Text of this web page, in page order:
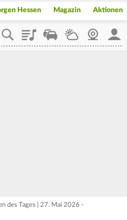
Hessen Magazin Aktionen
PlaylistStaupilotWetterWebcam
des Tages | 27. Mai 2026 -